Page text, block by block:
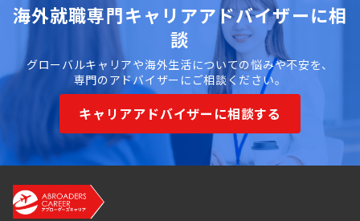
海外就職専門キャリアアドバイザーに相
談
グローバルキャリアや海外生活についての悩みや不安を、
専門のアドバイザーにご相談ください。
キャリアアドバイザーに相談する